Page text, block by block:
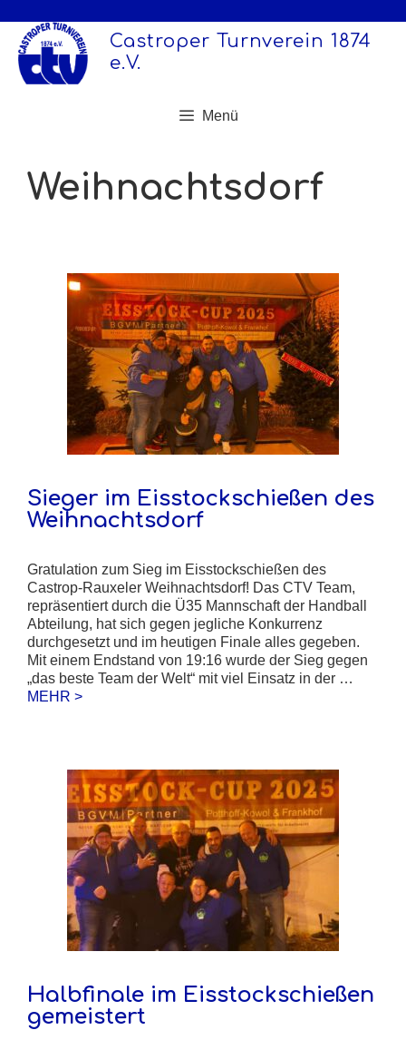
Inhalt
springen
Castroper Turnverein 1874
e.V.
Menü
Weihnachtsdorf
Sieger im Eisstockschießen des
Weihnachtsdorf
Gratulation zum Sieg im Eisstockschießen des
Castrop-Rauxeler Weihnachtsdorf! Das CTV Team,
repräsentiert durch die Ü35 Mannschaft der Handball
Abteilung, hat sich gegen jegliche Konkurrenz
durchgesetzt und im heutigen Finale alles gegeben.
Mit einem Endstand von 19:16 wurde der Sieg gegen
„das beste Team der Welt“ mit viel Einsatz in der …
MEHR >
Halbfinale im Eisstockschießen
gemeistert